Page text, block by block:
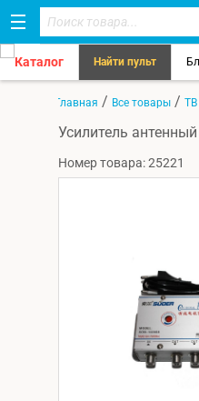
Каталог Найти пульт
Главная / Все товары / ТВ
Усилитель
Номер товара: 25221